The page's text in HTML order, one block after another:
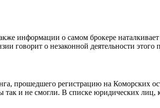
информации о самом брокере
говорит о незаконной деятельности этого
прошедшего регистрацию на Коморских
так и не смогли. В списке юридических